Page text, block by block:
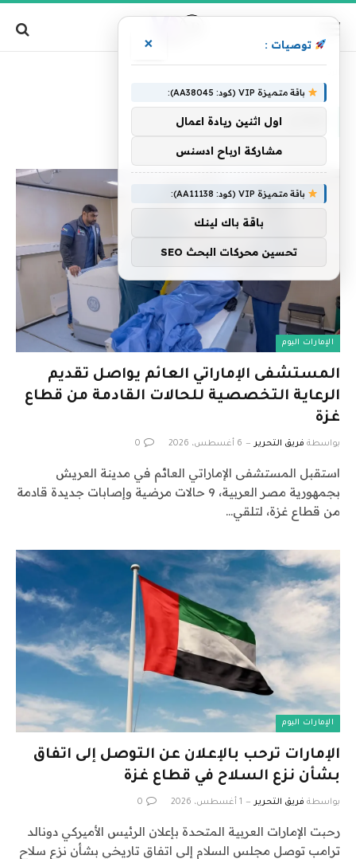
الإمارات اليوم
المستشفى الإماراتي العائم يواصل تقديم
الرعاية التخصصية للحالات القادمة من قطاع
غزة
بواسطة فريق التحرير 6 أغسطس، 2026 0
استقبل المستشفى الإماراتي العائم في مدينة العريش
بجمهورية مصر العربية، 9 حالات مرضية وإصابات جديدة قادمة
من قطاع غزة، لتلقي…
الإمارات اليوم
الإمارات ترحب بالإعلان عن التوصل إلى اتفاق
بشأن نزع السلاح في قطاع غزة
بواسطة فريق التحرير 1 أغسطس، 2026 0
رحبت الإمارات العربية المتحدة بإعلان الرئيس الأميركي دونالد
ترامب توصل مجلس السلام إلى اتفاق تاريخي بشأن نزع سلاح
توصيات : ×
باقة متميزة VIP (كود: AA38045):
اول اثنين ريادة اعمال
مشاركة ارباح ادسنس
باقة متميزة VIP (كود: AA11138):
باقة باك لينك
تحسين محركات البحث SEO